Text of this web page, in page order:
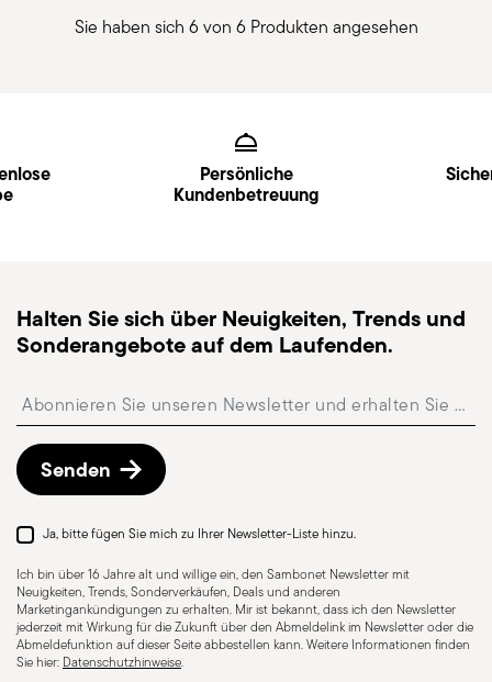
Sie haben sich 6 von 6 Produkten angesehen
Persönliche
Kundenbetreuung
Halten Sie sich über Neuigkeiten, Trends und
Sonderangebote auf dem Laufenden.
Senden
Ja, bitte fügen Sie mich zu Ihrer Newsletter-Liste hinzu.
Ich bin über 16 Jahre alt und willige ein, den Sambonet Newsletter mit
Neuigkeiten, Trends, Sonderverkäufen, Deals und anderen
Marketingankündigungen zu erhalten. Mir ist bekannt, dass ich den Newsletter
jederzeit mit Wirkung für die Zukunft über den Abmeldelink im Newsletter oder die
Abmeldefunktion auf dieser Seite abbestellen kann. Weitere Informationen finden
Sie hier: Datenschutzhinweise.